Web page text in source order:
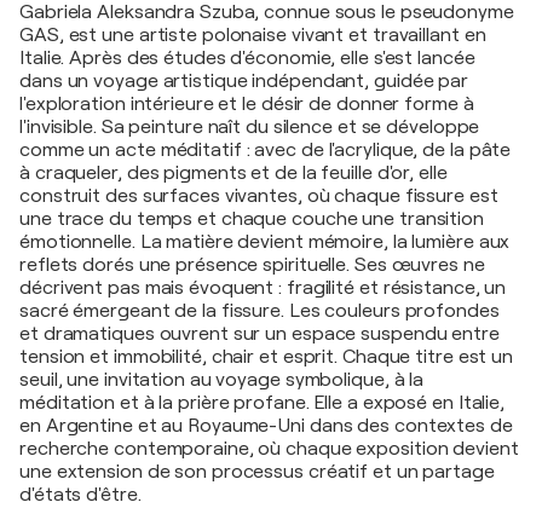
Gabriela Aleksandra Szuba, connue sous le pseudonyme
GAS, est une artiste polonaise vivant et travaillant en
Italie. Après des études d'économie, elle s'est lancée
dans un voyage artistique indépendant, guidée par
l'exploration intérieure et le désir de donner forme à
l'invisible. Sa peinture naît du silence et se développe
comme un acte méditatif : avec de l'acrylique, de la pâte
à craqueler, des pigments et de la feuille d'or, elle
construit des surfaces vivantes, où chaque fissure est
une trace du temps et chaque couche une transition
émotionnelle. La matière devient mémoire, la lumière aux
reflets dorés une présence spirituelle. Ses œuvres ne
décrivent pas mais évoquent : fragilité et résistance, un
sacré émergeant de la fissure. Les couleurs profondes
et dramatiques ouvrent sur un espace suspendu entre
tension et immobilité, chair et esprit. Chaque titre est un
seuil, une invitation au voyage symbolique, à la
méditation et à la prière profane. Elle a exposé en Italie,
en Argentine et au Royaume-Uni dans des contextes de
recherche contemporaine, où chaque exposition devient
une extension de son processus créatif et un partage
d'états d'être.